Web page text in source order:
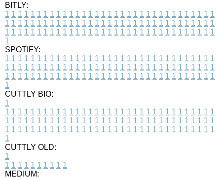
BITLY:
1 1 1 1 1 1 1 1 1 1 1 1 1 1 1 1 1 1 1 1 1 1 1 1 1 1 1 1 1 1 1 1 1
1 1 1 1 1 1 1 1 1 1 1 1 1 1 1 1 1 1 1 1 1 1 1 1 1 1 1 1 1 1 1 1 1
1 1 1 1 1 1 1 1 1 1 1 1 1 1 1 1 1 1 1 1 1 1 1 1 1 1 1 1 1 1 1 1 1
1
SPOTIFY:
1 1 1 1 1 1 1 1 1 1 1 1 1 1 1 1 1 1 1 1 1 1 1 1 1 1 1 1 1 1 1 1 1
1 1 1 1 1 1 1 1 1 1 1 1 1 1 1 1 1 1 1 1 1 1 1 1 1 1 1 1 1 1 1 1 1
1 1 1 1 1 1 1 1 1 1 1 1 1 1 1 1 1 1 1 1 1 1 1 1 1 1 1 1 1 1 1 1 1
1
CUTTLY BIO:
1
1 1 1 1 1 1 1 1 1 1 1 1 1 1 1 1 1 1 1 1 1 1 1 1 1 1 1 1 1 1 1 1 1
1 1 1 1 1 1 1 1 1 1 1 1 1 1 1 1 1 1 1 1 1 1 1 1 1 1 1 1 1 1 1 1 1
1 1 1 1 1 1 1 1 1 1 1 1 1 1 1 1 1 1 1 1 1 1 1 1 1 1 1 1 1 1 1 1 1
1
CUTTLY OLD:
1
1 1 1 1 1 1 1 1 1 1
MEDIUM: